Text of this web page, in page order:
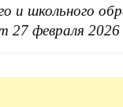
и школьного
27 февраля 2026